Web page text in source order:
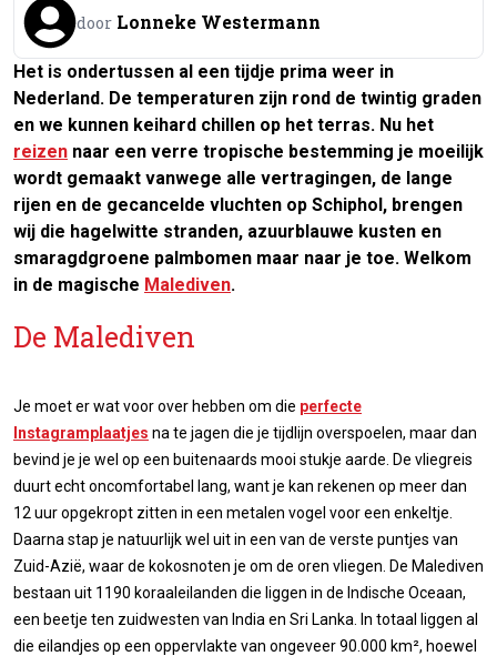
door Lonneke Westermann
Het is ondertussen al een tijdje prima weer in
Nederland. De temperaturen zijn rond de twintig graden
en we kunnen keihard chillen op het terras. Nu het
reizen naar een verre tropische bestemming je moeilijk
wordt gemaakt vanwege alle vertragingen, de lange
rijen en de gecancelde vluchten op Schiphol, brengen
wij die hagelwitte stranden, azuurblauwe kusten en
smaragdgroene palmbomen maar naar je toe. Welkom
in de magische Malediven.
De Malediven
Je moet er wat voor over hebben om die perfecte
Instagramplaatjes na te jagen die je tijdlijn overspoelen, maar dan
bevind je je wel op een buitenaards mooi stukje aarde. De vliegreis
duurt echt oncomfortabel lang, want je kan rekenen op meer dan
12 uur opgekropt zitten in een metalen vogel voor een enkeltje.
Daarna stap je natuurlijk wel uit in een van de verste puntjes van
Zuid-Azië, waar de kokosnoten je om de oren vliegen. De Malediven
bestaan uit 1190 koraaleilanden die liggen in de Indische Oceaan,
een beetje ten zuidwesten van India en Sri Lanka. In totaal liggen al
die eilandjes op een oppervlakte van ongeveer 90.000 km², hoewel